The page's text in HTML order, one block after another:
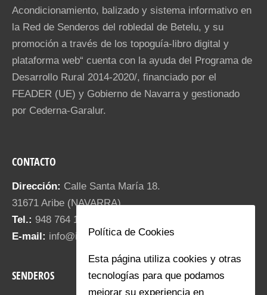
Acondicionamiento, balizado y sistema informativo en
la Red de Senderos del robledal de Betelu, y su
promoción a través de los topoguía-libro digital y
plataforma web“ cuenta con la ayuda del Programa de
Desarrollo Rural 2014-2020/, financiado por el
FEADER (UE) y Gobierno de Navarra y gestionado
por Cederna-Garalur.
CONTACTO
Dirección: Calle Santa María 18.
31671 Aribe (NAVARRA)
Tel.: 948 764 187
E-mail: info@iratiaritza.com
SENDEROS
Política de Cookies
Esta página utiliza cookies y otras
tecnologías para que podamos
mejorar su experiencia en